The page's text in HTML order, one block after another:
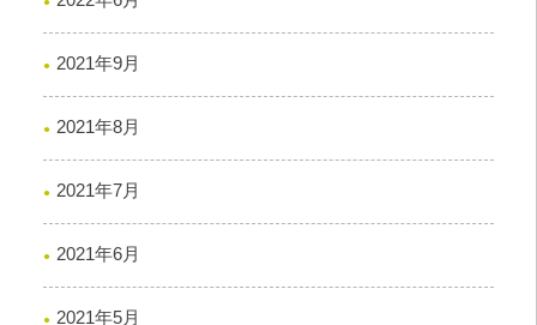
2021年9月
2021年8月
2021年7月
2021年6月
2021年5月